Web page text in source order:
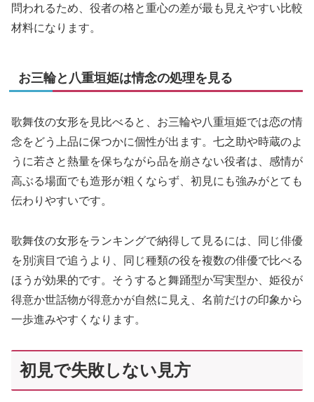
問われるため、役者の格と重心の差が最も見えやすい比較
材料になります。
お三輪と八重垣姫は情念の処理を見る
歌舞伎の女形を見比べると、お三輪や八重垣姫では恋の情
念をどう上品に保つかに個性が出ます。七之助や時蔵のよ
うに若さと熱量を保ちながら品を崩さない役者は、感情が
高ぶる場面でも造形が粗くならず、初見にも強みがとても
伝わりやすいです。
歌舞伎の女形をランキングで納得して見るには、同じ俳優
を別演目で追うより、同じ種類の役を複数の俳優で比べる
ほうが効果的です。そうすると舞踊型か写実型か、姫役が
得意か世話物が得意かが自然に見え、名前だけの印象から
一歩進みやすくなります。
初見で失敗しない見方